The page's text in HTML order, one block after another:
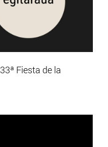
Fiesta de la